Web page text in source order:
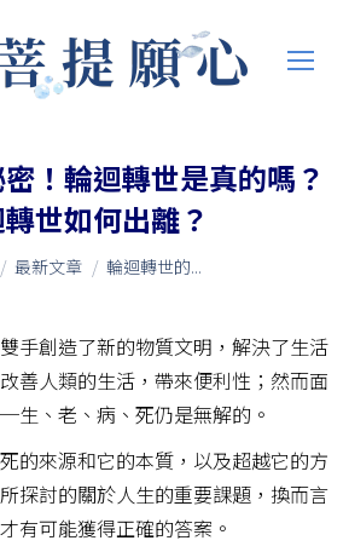
！輪迴轉世是真的嗎？
世如何出離？
裡：
最新文章 輪迴轉世的...
手創造了新的物質文明，解決了生活
善人類的生活，帶來便利性；然而面
、老、病、死仍是無解的。
的來源和它的本質，以及超越它的方
探討的關於人生的重要課題，換而言
有可能獲得正確的答案。